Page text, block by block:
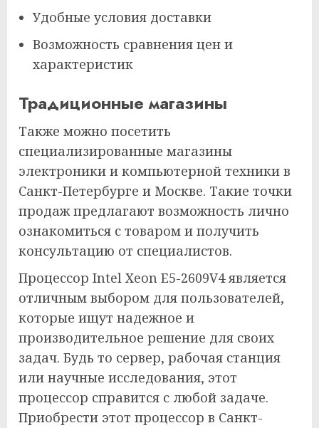
Удобные условия доставки
Возможность сравнения цен и
характеристик
Традиционные магазины
Также можно посетить
специализированные магазины
электроники и компьютерной техники в
Санкт-Петербурге и Москве. Такие точки
продаж предлагают возможность лично
ознакомиться с товаром и получить
консультацию от специалистов.
Процессор Intel Xeon E5-2609V4 является
отличным выбором для пользователей,
которые ищут надежное и
производительное решение для своих
задач. Будь то сервер, рабочая станция
или научные исследования, этот
процессор справится с любой задаче.
Приобрести этот процессор в Санкт-